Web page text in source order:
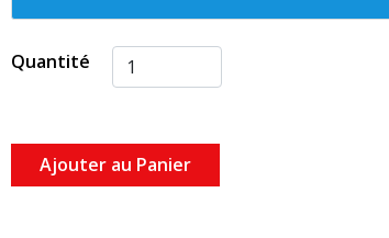
Quantité
Ajouter au Panier